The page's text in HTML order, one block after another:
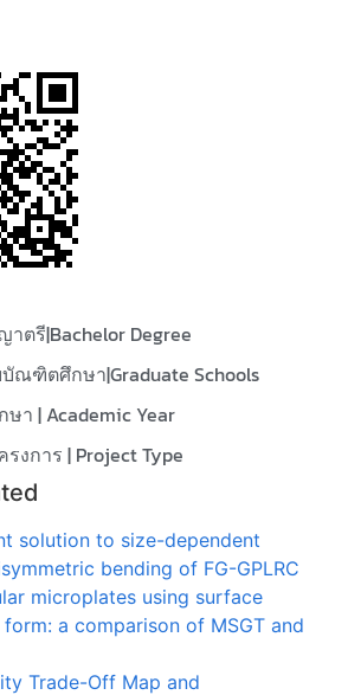
ตรี|Bachelor Degree
ณฑิตศึกษา|Graduate Schools
า | Academic Year
งการ | Project Type
solution to size-dependent
bending of FG-GPLRC
microplates using surface
a comparison of MSGT and
Trade-Off Map and